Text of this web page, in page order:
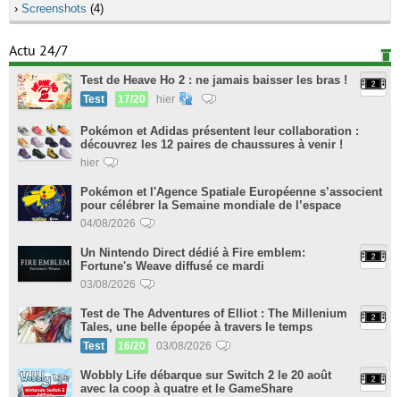
› Screenshots (4)
Actu 24/7
Test de Heave Ho 2 : ne jamais baisser les bras !
Test 17/20 hier
Pokémon et Adidas présentent leur collaboration :
découvrez les 12 paires de chaussures à venir !
hier
Pokémon et l'Agence Spatiale Européenne s’associent
pour célébrer la Semaine mondiale de l’espace
04/08/2026
Un Nintendo Direct dédié à Fire emblem:
Fortune's Weave diffusé ce mardi
03/08/2026
Test de The Adventures of Elliot : The Millenium
Tales, une belle épopée à travers le temps
Test 16/20 03/08/2026
Wobbly Life débarque sur Switch 2 le 20 août
avec la coop à quatre et le GameShare